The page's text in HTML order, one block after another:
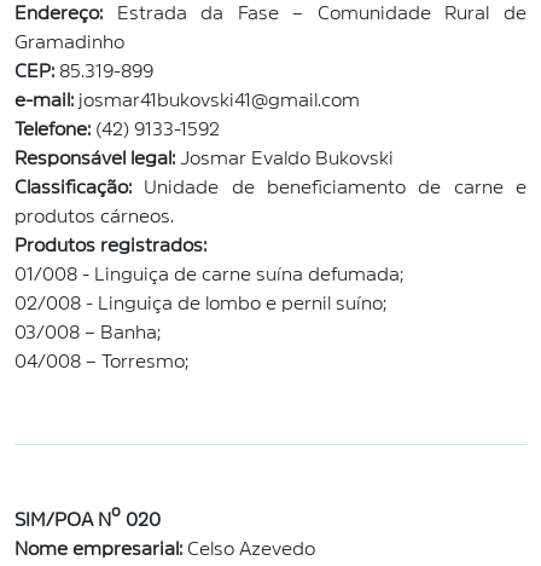
Endereço:
Estrada da Fase – Comunidade Rural de
Gramadinho
CEP: 85.319-899
e-mail: josmar41bukovski41@gmail.com
Telefone: (42) 9133-1592
Responsável legal: Josmar Evaldo Bukovski
Classificação: Unidade de beneficiamento de carne e
produtos cárneos.
Produtos registrados:
01/008 - Linguiça de carne suína defumada;
02/008 - Linguiça de lombo e pernil suíno;
03/008 – Banha;
04/008 – Torresmo;
SIM/POA Nº 020
Nome empresarial: Celso Azevedo